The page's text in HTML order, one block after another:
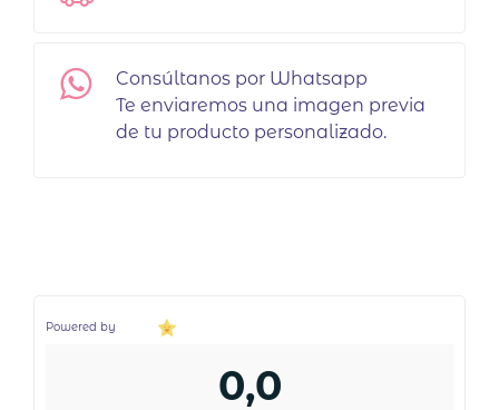
Consúltanos por Whatsapp
Te enviaremos una imagen previa
de tu producto personalizado.
Powered by
0,0